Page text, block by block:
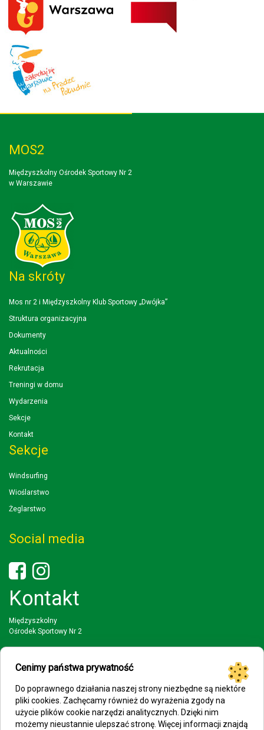
Cenimy państwa prywatność
Do poprawnego działania naszej strony niezbędne są niektóre
pliki cookies. Zachęcamy również do wyrażenia zgody na
użycie plików cookie narzędzi analitycznych. Dzięki nim
możemy nieustannie ulepszać stronę. Więcej informacji znajdą
MOS2
Międzyszkolny Ośrodek Sportowy Nr 2
w Warszawie
Na skróty
Mos nr 2 i Międzyszkolny Klub Sportowy „Dwójka”
Struktura organizacyjna
Dokumenty
Aktualności
Rekrutacja
Treningi w domu
Wydarzenia
Sekcje
Kontakt
Sekcje
Windsurfing
Wioślarstwo
Żeglarstwo
Social media
Kontakt
Międzyszkolny
Ośrodek Sportowy Nr 2
ul. Wał Miedzeszynski 397
faks: (22) 617 88 51
mail: mosp2@eduwarszawa.pl